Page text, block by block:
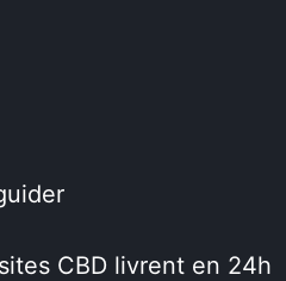
CBD livrent en 24h